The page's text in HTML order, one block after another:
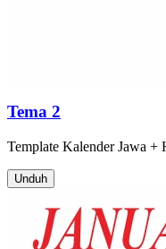
Tema 2
Template Kalender Jawa +
Unduh